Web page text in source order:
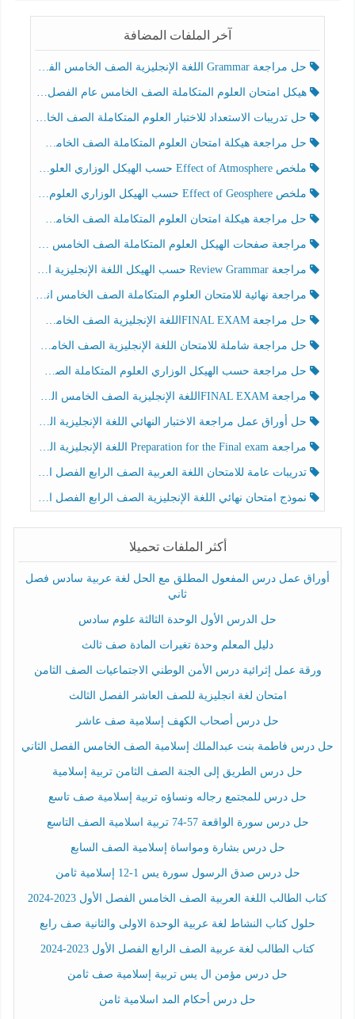
آخر الملفات المضافة
حل مراجعة Grammar اللغة الإنجليزية الصف الخامس الفصل الثالث
هيكل امتحان العلوم المتكاملة الصف الخامس عام الفصل الدراسي الثالث 2025-2026
حل تدريبات الاستعداد للاختبار العلوم المتكاملة الصف الخامس عام الفصل الثالث
حل مراجعة هيكلة امتحان العلوم المتكاملة الصف الخامس انسبير الفصل الثالث
ملخص Effect of Atmosphere حسب الهيكل الوزاري العلوم المتكاملة الصف الخامس انسبير الفصل الثالث
ملخص Effect of Geosphere حسب الهيكل الوزاري العلوم المتكاملة الصف الخامس انسبير الفصل الثالث
حل مراجعة هيكلة امتحان العلوم المتكاملة الصف الخامس عام الفصل الثالث
مراجعة صفحات الهيكل العلوم المتكاملة الصف الخامس انسبير الفصل الثالث
مراجعة Review Grammar حسب الهيكل اللغة الإنجليزية الصف الخامس الفصل الثالث
مراجعة نهائية للامتحان العلوم المتكاملة الصف الخامس انسبير الفصل الثالث
حل مراجعة FINAL EXAMاللغة الإنجليزية الصف الخامس الفصل الثالث
حل مراجعة شاملة للامتحان اللغة الإنجليزية الصف الخامس الفصل الثالث
حل مراجعة حسب الهيكل الوزاري العلوم المتكاملة الصف الخامس عام الفصل الثالث
مراجعة FINAL EXAMاللغة الإنجليزية الصف الخامس الفصل الثالث
حل أوراق عمل مراجعة الاختبار النهائي اللغة الإنجليزية الصف الرابع الفصل الثالث
مراجعة Preparation for the Final exam اللغة الإنجليزية الصف الرابع الفصل الثالث
تدريبات عامة للامتحان اللغة العربية الصف الرابع الفصل الثالث
نموذج امتحان نهائي اللغة الإنجليزية الصف الرابع الفصل الثالث
أكثر الملفات تحميلا
أوراق عمل درس المفعول المطلق مع الحل لغة عربية سادس فصل
ثاني
حل الدرس الأول الوحدة الثالثة علوم سادس
دليل المعلم وحدة تغيرات المادة صف ثالث
ورقة عمل إثرائية درس الأمن الوطني الاجتماعيات الصف الثامن
امتحان لغة انجليزية للصف العاشر الفصل الثالث
حل درس أصحاب الكهف إسلامية صف عاشر
حل درس فاطمة بنت عبدالملك إسلامية الصف الخامس الفصل الثاني
حل درس الطريق إلى الجنة الصف الثامن تربية إسلامية
حل درس للمجتمع رجاله ونساؤه تربية إسلامية صف تاسع
حل درس سورة الواقعة 57-74 تربية اسلامية الصف التاسع
حل درس بشارة ومواساة إسلامية الصف السابع
حل درس صدق الرسول سورة يس 1-12 إسلامية ثامن
كتاب الطالب اللغة العربية الصف الخامس الفصل الأول 2023-2024
حلول كتاب النشاط لغة عربية الوحدة الاولى والثانية صف رابع
كتاب الطالب لغة عربية الصف الرابع الفصل الأول 2023-2024
حل درس مؤمن ال يس تربية إسلامية صف ثامن
حل درس أحكام المد اسلامية ثامن